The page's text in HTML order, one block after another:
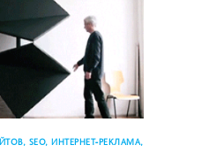
SEO, ИНТЕРНЕТ-РЕКЛАМА,